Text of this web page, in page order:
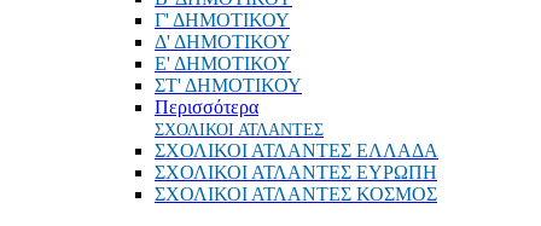
Γ' ΔΗΜΟΤΙΚΟΥ
Δ' ΔΗΜΟΤΙΚΟΥ
Ε' ΔΗΜΟΤΙΚΟΥ
ΣΤ' ΔΗΜΟΤΙΚΟΥ
Περισσότερα
ΣΧΟΛΙΚΟΙ ΑΤΛΑΝΤΕΣ
ΣΧΟΛΙΚΟΙ ΑΤΛΑΝΤΕΣ ΕΛΛΑΔΑ
ΣΧΟΛΙΚΟΙ ΑΤΛΑΝΤΕΣ ΕΥΡΩΠΗ
ΣΧΟΛΙΚΟΙ ΑΤΛΑΝΤΕΣ ΚΟΣΜΟΣ